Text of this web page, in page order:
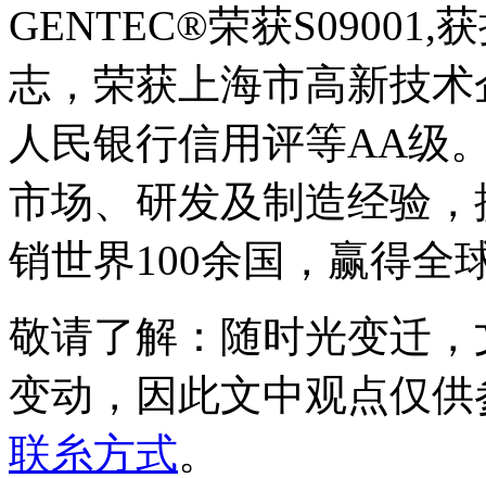
GENTEC®荣获S09001,
志，荣获上海市高新技
人民银行信用评等AA级
市场、研发及制造经验
销世界100余国，赢得全
敬请了解 ：随时光变迁
变动，因此文中观点仅供
联糸方式。